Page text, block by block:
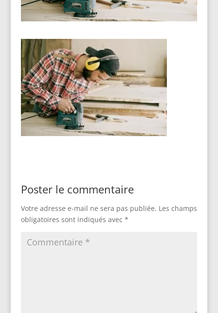
Poster le commentaire
Votre adresse e-mail ne sera pas publiée. Les champs
obligatoires sont indiqués avec *